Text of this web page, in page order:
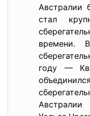
Австралии
стал
времени.
году —